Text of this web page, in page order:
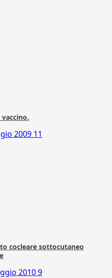
2009 11
cocleare sottocutaneo
20109